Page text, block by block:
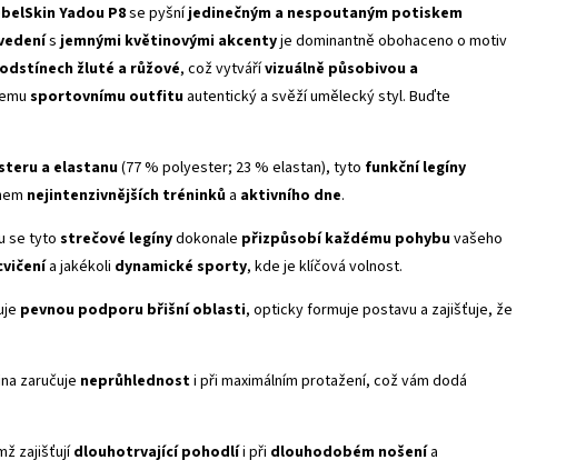
Yadou P8se pyšníjedinečným a nespoutaným potiskem
s jemnými květinovými akcentyje dominantně obohaceno o motiv
žluté a růžové, což vytvářívizuálně působivou a
sportovnímu outfitu autentický a svěží umělecký styl. Buďte
a elastanu(77 % polyester; 23 % elastan), tyto funkční legíny
nejintenzivnějších tréninků a aktivního dne.
se tyto strečové legínydokonale přizpůsobí každému pohybuvašeho
a jakékoli dynamické sporty, kde je klíčová volnost.
pevnou podporu břišní oblasti, opticky formuje postavu a zajišťuje, že
zaručuje neprůhlednosti při maximálním protažení, což vám dodá
zajišťujídlouhotrvající pohodlíi při dlouhodobém nošenía